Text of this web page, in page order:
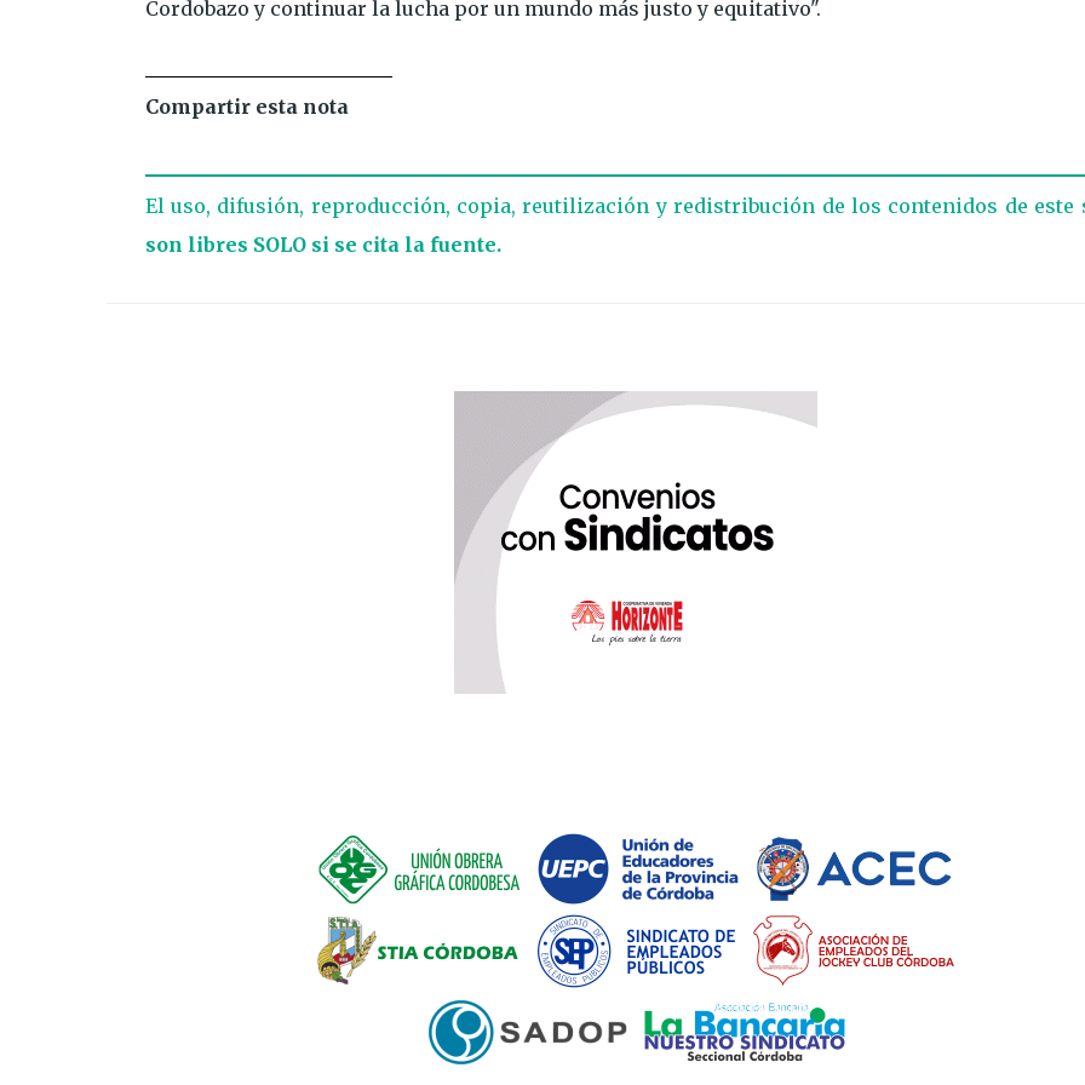
Cordobazo y continuar la lucha por un mundo más justo y equitativo".
Compartir esta nota
El uso, difusión, reproducción, copia, reutilización y redistribución de los contenidos de este
son libres SOLO si se cita la fuente.